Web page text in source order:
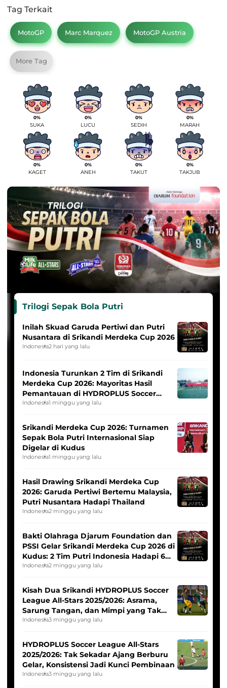
Tag Terkait
MotoGP Marc Marquez MotoGP Austria
More Tag
0%
SUKA
0%
LUCU
0%
SEDIH
0%
MARAH
0%
KAGET
0%
ANEH
0%
TAKUT
0%
TAKJUB
Trilogi Sepak Bola Putri
Inilah Skuad Garuda Pertiwi dan Putri
Nusantara di Srikandi Merdeka Cup 2026
Indonesia2 hari yang lalu
Indonesia Turunkan 2 Tim di Srikandi
Merdeka Cup 2026: Mayoritas Hasil
Pemantauan di HYDROPLUS Soccer
League
Indonesia1 minggu yang lalu
Srikandi Merdeka Cup 2026: Turnamen
Sepak Bola Putri Internasional Siap
Digelar di Kudus
Indonesia1 minggu yang lalu
Hasil Drawing Srikandi Merdeka Cup
2026: Garuda Pertiwi Bertemu Malaysia,
Putri Nusantara Hadapi Thailand
Indonesia2 minggu yang lalu
Bakti Olahraga Djarum Foundation dan
PSSI Gelar Srikandi Merdeka Cup 2026 di
Kudus: 2 Tim Putri Indonesia Hadapi 6
Tim Asia
Indonesia2 minggu yang lalu
Kisah Dua Srikandi HYDROPLUS Soccer
League All-Stars 2025/2026: Asrama,
Sarung Tangan, dan Mimpi yang Tak
Pernah Padam
Indonesia3 minggu yang lalu
HYDROPLUS Soccer League All-Stars
2025/2026: Tak Sekadar Ajang Berburu
Gelar, Konsistensi Jadi Kunci Pembinaan
Indonesia3 minggu yang lalu